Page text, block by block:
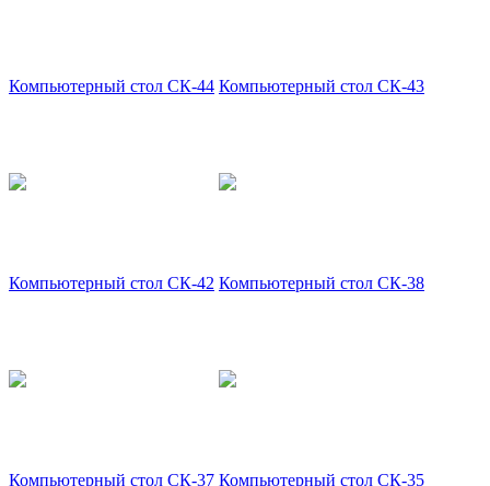
Компьютерный стол СК-44 Компьютерный стол СК-43
Компьютерный стол СК-42 Компьютерный стол СК-38
Компьютерный стол СК-37 Компьютерный стол СК-35